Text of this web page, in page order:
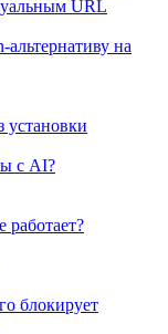
URL
альтернативу на
установки
с AI?
блокирует